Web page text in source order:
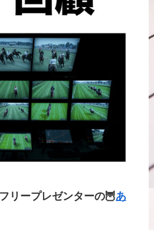
リープレゼンターの🦉あ